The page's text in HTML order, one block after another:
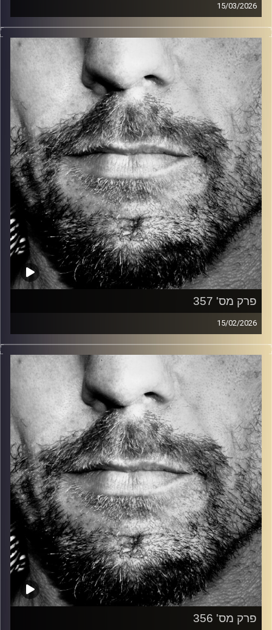
15/03/2026
זיפים, מוזיקה מחוספסת של הופעות חיות. הרבה ג'אם, רוק,
בלוז, bluegrass, ג'אז, Fאנק, פרוגרסיב ואפילו אלקטרוניקה.
כל מה שחי, אמיתי ונושם.
עם שמוליק רגב.
קרדיט תמונות: David Goehring
פרק מס' 357
15/02/2026
זיפים, מוזיקה מחוספסת של הופעות חיות. הרבה ג'אם, רוק,
בלוז, bluegrass, ג'אז, Fאנק, פרוגרסיב ואפילו אלקטרוניקה.
כל מה שחי, אמיתי ונושם.
עם שמוליק רגב.
קרדיט תמונות: David Goehring
פרק מס' 356